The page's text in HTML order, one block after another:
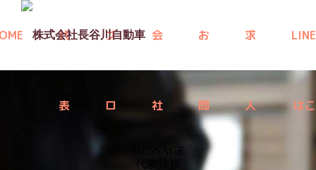
menu
代
表
ブ
ロ
会
社
お
問
求
人
LINE
はこ
MESSAGE
代表挨拶